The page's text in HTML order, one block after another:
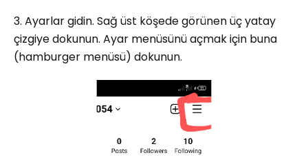
3. Ayarlar gidin. Sağ üst köşede görünen üç yatay
çizgiye dokunun. Ayar menüsünü açmak için buna
(hamburger menüsü) dokunun.